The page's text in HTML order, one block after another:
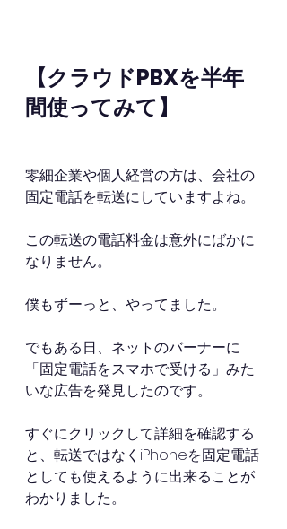
【クラウドPBXを半年
間使ってみて】
零細企業や個人経営の方は、会社の
固定電話を転送にしていますよね。
この転送の電話料金は意外にばかに
なりません。
僕もずーっと、やってました。
でもある日、ネットのバーナーに
「固定電話をスマホで受ける」みた
いな広告を発見したのです。
すぐにクリックして詳細を確認する
と、転送ではなくiPhoneを固定電話
としても使えるように出来ることが
わかりました。